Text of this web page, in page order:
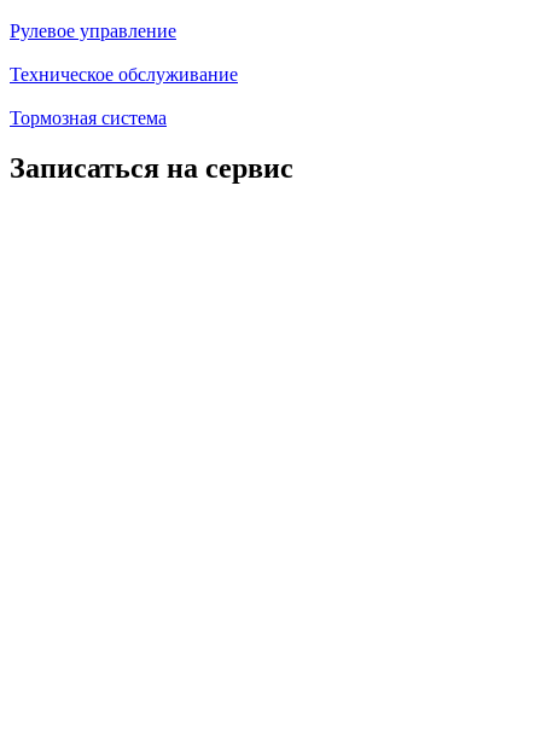
Рулевое управление
Техническое обслуживание
Тормозная система
Записаться на сервис